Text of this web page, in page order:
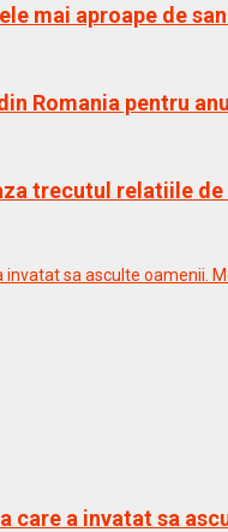
mai aproape de
Romania pentru
trecutul relatiile de
care a invatat sa